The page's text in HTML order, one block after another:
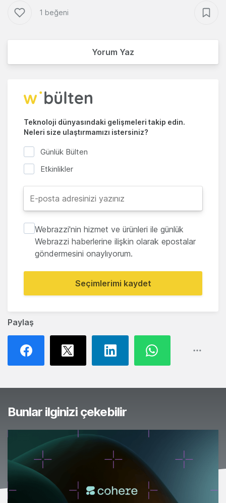
Paylaş
1 beğeni
Yorum Yaz
Teknoloji dünyasındaki gelişmeleri takip edin.
Neleri size ulaştırmamızı istersiniz?
Günlük Bülten
Etkinlikler
Webrazzi'nin hizmet ve ürünleri ile günlük
Webrazzi haberlerine ilişkin olarak epostalar
göndermesini onaylıyorum.
Seçimlerimi kaydet
Bunlar ilginizi çekebilir